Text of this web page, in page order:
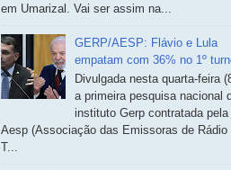
em Umarizal. Vai ser assim na...
GERP/AESP: Flávio e Lula
empatam com 36% no 1º
Divulgada nesta quarta-feira
a primeira pesquisa nacional
instituto Gerp contratada pela
Aesp (Associação das Emissoras de Rádio
T...